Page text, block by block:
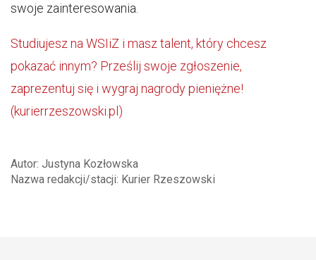
swoje zainteresowania.
Studiujesz na WSIiZ i masz talent, który chcesz
pokazać innym? Prześlij swoje zgłoszenie,
zaprezentuj się i wygraj nagrody pieniężne!
(kurierrzeszowski.pl)
Autor: Justyna Kozłowska
Nazwa redakcji/stacji: Kurier Rzeszowski